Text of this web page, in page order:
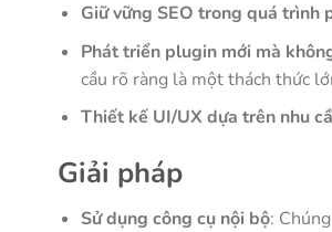
Giữ vững SEO trong quá trình
Phát triển plugin mới mà
cầu rõ ràng là một thách thức
Thiết kế UI/UX dựa trên nhu
Giải pháp
Sử dụng công cụ nội bộ: